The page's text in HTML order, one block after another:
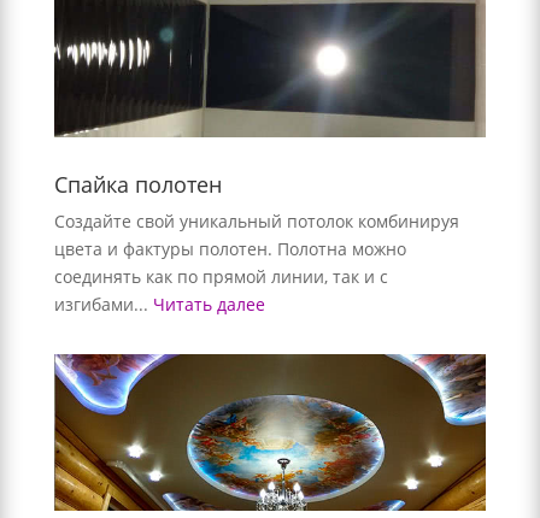
Спайка полотен
Создайте свой уникальный потолок комбинируя
цвета и фактуры полотен. Полотна можно
соединять как по прямой линии, так и с
изгибами... Читать далее